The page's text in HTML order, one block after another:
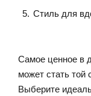
Стиль для
Самое ценное в
может стать
Выберите